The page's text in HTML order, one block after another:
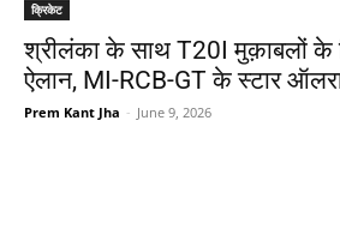
क्रिकेट
श्रीलंका के साथ T20I मुक़ाबलों के
ऐलान, MI-RCB-GT के स्टार
Prem Kant Jha - June 9, 2026